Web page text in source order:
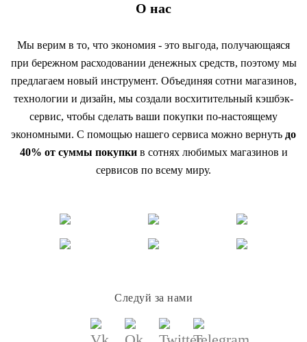
О нас
Мы верим в то, что экономия - это выгода, получающаяся
при бережном расходовании денежных средств, поэтому мы
предлагаем новый инструмент. Объединяя сотни магазинов,
технологии и дизайн, мы создали восхитительный кэшбэк-
сервис, чтобы сделать ваши покупки по-настоящему
экономными. С помощью нашего сервиса можно вернуть до
40% от суммы покупкив сотнях любимых магазинов и
сервисов по всему миру.
Следуй за нами